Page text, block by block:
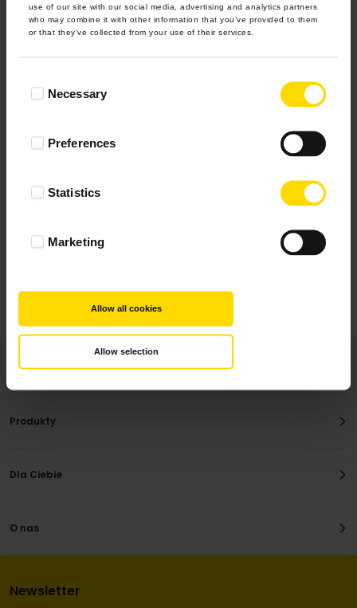
use of our site with our social media, advertising and analytics partners
who may combine it with other information that you’ve provided to them
or that they’ve collected from your use of their services.
SelectionNecessary
Preferences
Statistics
Marketing
Allow all cookies
Allow selection
4.9 z 5.0
Najbardziej pomocne oceny, które doradzą Ci
Produkty
Dla Ciebie
O nas
Newsletter